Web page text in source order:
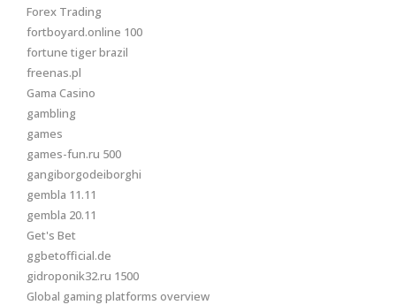
Forex Trading
fortboyard.online 100
fortune tiger brazil
freenas.pl
Gama Casino
gambling
games
games-fun.ru 500
gangiborgodeiborghi
gembla 11.11
gembla 20.11
Get's Bet
ggbetofficial.de
gidroponik32.ru 1500
Global gaming platforms overview